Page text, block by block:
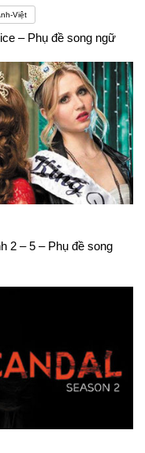
Việt
– Phụ đề song ngữ
2 – 5 – Phụ đề song